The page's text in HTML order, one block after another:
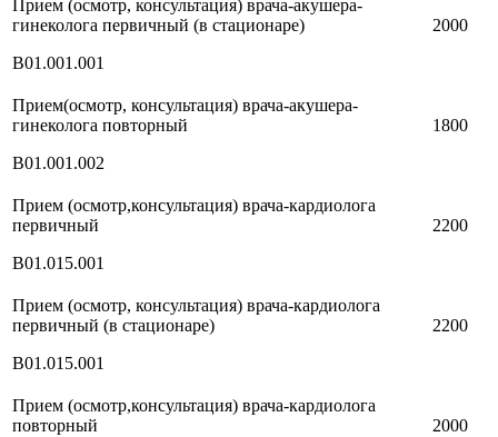
Прием (осмотр, консультация) врача-акушера-
гинеколога первичный (в стационаре)
В01.001.001
2000
Прием(осмотр, консультация) врача-акушера-
гинеколога повторный
В01.001.002
1800
Прием (осмотр,консультация) врача-кардиолога
первичный
В01.015.001
2200
Прием (осмотр, консультация) врача-кардиолога
первичный (в стационаре)
В01.015.001
2200
Прием (осмотр,консультация) врача-кардиолога
повторный
2000